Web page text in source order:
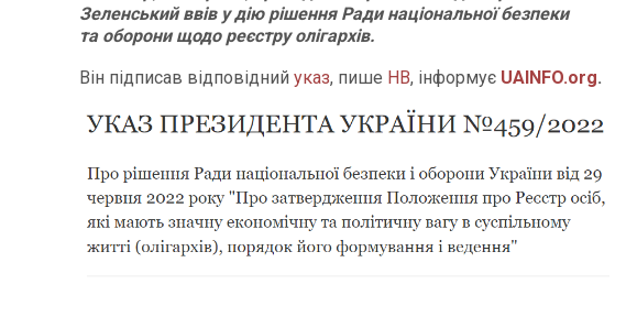
Зеленський ввів у дію рішення Ради національної безпеки
та оборони щодо реєстру олігархів.
Він підписав відповідний указ, пише НВ, інформує UAINFO.org.